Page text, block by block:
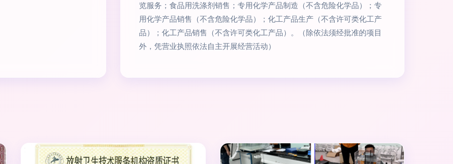
览服务；食品用洗涤剂销售；专用化学产品制造（不含危险化学品）；专
用化学产品销售（不含危险化学品）；化工产品生产（不含许可类化工产
品）；化工产品销售（不含许可类化工产品）。（除依法须经批准的项目
外，凭营业执照依法自主开展经营活动）